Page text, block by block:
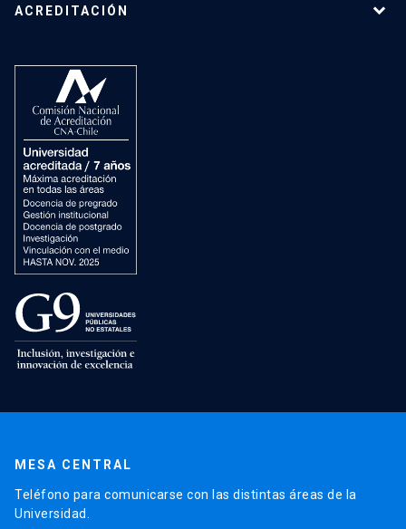
ACREDITACIÓN
MESA CENTRAL
Teléfono para comunicarse con las distintas áreas de la
Universidad.